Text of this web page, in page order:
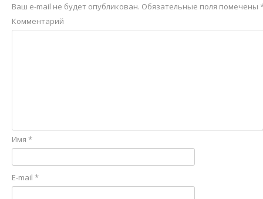
Ваш e-mail не будет опубликован. Обязательные поля помечены
Комментарий
Имя *
E-mail *